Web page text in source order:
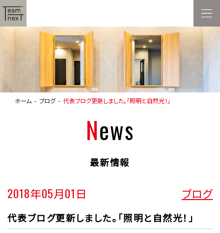
ホーム ブログ 代表ブログ更新しました。「照明と自然光！」
News
最新情報
2018年05月01日 ブログ
代表ブログ更新しました。「照明と自然光！」